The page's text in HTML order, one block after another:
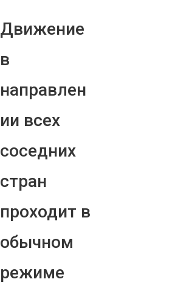
Движение
в
направлен
ии всех
соседних
стран
проходит в
обычном
режиме